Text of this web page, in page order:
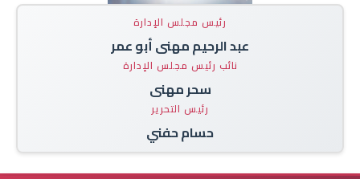
رئيس مجلس الإدارة
عبد الرحيم مهنى أبو عمر
نائب رئيس مجلس الإدارة
سحر مهنى
رئيس التحرير
حسام حفني